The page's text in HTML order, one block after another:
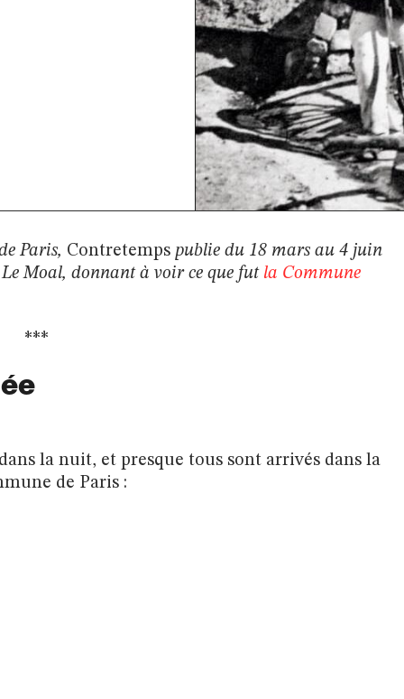
Paris, Contretemps publie du 18 mars au 4 juin
Moal, donnant à voir ce que fut la Commune
***
la nuit, et presque tous sont arrivés dans la
de Paris :